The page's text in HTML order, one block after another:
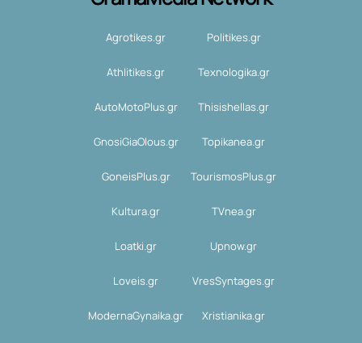
Agrotikes.gr Politikes.gr
Athlitikes.gr Texnologika.gr
AutoMotoPlus.gr Thisishellas.gr
GnosiGiaOlous.gr Topikanea.gr
GoneisPlus.gr TourismosPlus.gr
Kultura.gr TVnea.gr
Loatki.gr Upnow.gr
Loveis.gr VresSyntages.gr
ModernaGynaika.gr Xristianika.gr